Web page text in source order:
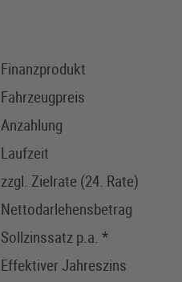
Finanzprodukt
Fahrzeugpreis
Anzahlung
Laufzeit
zzgl. Zielrate (24. Rate)
Nettodarlehensbetrag
Sollzinssatz p.a. *
Effektiver Jahreszins